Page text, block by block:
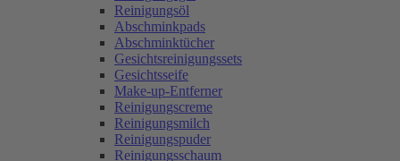
Reinigungsöl
Abschminkpads
Abschminktücher
Gesichtsreinigungssets
Gesichtsseife
Make-up-Entferner
Reinigungscreme
Reinigungsmilch
Reinigungspuder
Reinigungsschaum